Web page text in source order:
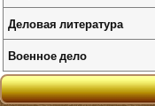
Деловая литература
Военное дело